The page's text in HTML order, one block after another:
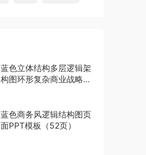
蓝色立体结构多层逻辑架
构图环形复杂商业战略模
蓝色商务风逻辑结构图页
面PPT模板（52页）